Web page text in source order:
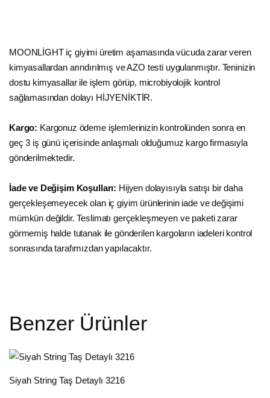
MOONLİGHT iç giyimi üretim aşamasında vücuda zarar veren
kimyasallardan arındırılmış ve AZO testi uygulanmıştır. Teninizin
dostu kimyasallar ile işlem görüp, microbiyolojik kontrol
sağlamasından dolayı HİJYENİKTİR.
Kargo: Kargonuz ödeme işlemlerinizin kontrolünden sonra en
geç 3 iş günü içerisinde anlaşmalı olduğumuz kargo firmasıyla
gönderilmektedir.
İade ve Değişim Koşulları: Hijyen dolayısıyla satışı bir daha
gerçekleşemeyecek olan iç giyim ürünlerinin iade ve değişimi
mümkün değildir. Teslimatı gerçekleşmeyen ve paketi zarar
görmemiş halde tutanak ile gönderilen kargoların iadeleri kontrol
sonrasında tarafımızdan yapılacaktır.
Benzer Ürünler
Siyah String Taş Detaylı 3216